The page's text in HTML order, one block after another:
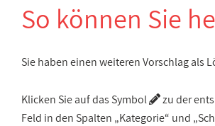
So können Sie
Sie haben einen weiteren Vorschlag als
Klicken Sie auf das Symbol
zu der
Feld in den Spalten „Kategorie“ und